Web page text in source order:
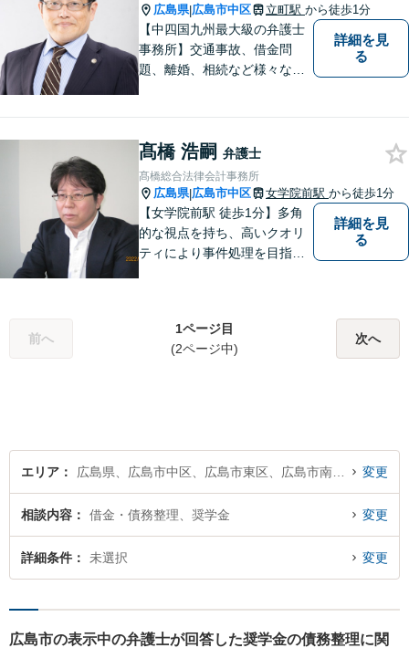
広島県|広島市中区 立町駅 から徒歩1分
【中四国九州最大級の弁護士
事務所】交通事故、借金問
題、離婚、相続など様々な問
い！
詳細を見
る
髙橋 浩嗣 弁護士
髙橋総合法律会計事務所
広島県|広島市中区 女学院前駅 から徒歩1分
【女学院前駅 徒歩1分】多角
的な視点を持ち、高いクオリ
ティにより事件処理を目指し
詳細を見
る
前へ
1ページ目
(2ページ中)
次へ
エリア 変更
相談内容 借金・債務整理、奨学金 変更
詳細条件 未選択 変更
広島市の表示中の弁護士が回答した奨学金の債務整理に関